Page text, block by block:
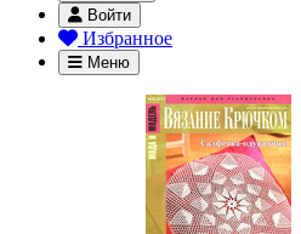
Войти
Избранное
Меню